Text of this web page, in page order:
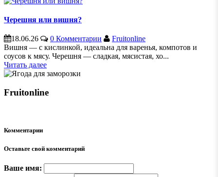
Черешня или вишня?
18.06.26 0 Комментарии Fruitonline
Вишня — с кислинкой, идеальна для варенья, компотов и
соусов к мясу. Черешня — сладкая, мясистая, хо...
Читать далее
Fruitonline
Комментарии
Оставьте свой комментарий
Ваше имя: